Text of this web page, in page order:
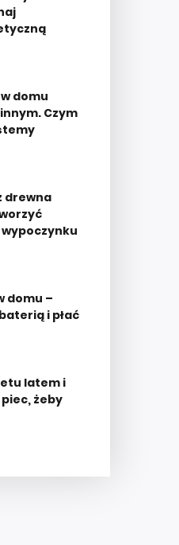
domu
Czym
drewna
domu –
i płać
latem i
żeby